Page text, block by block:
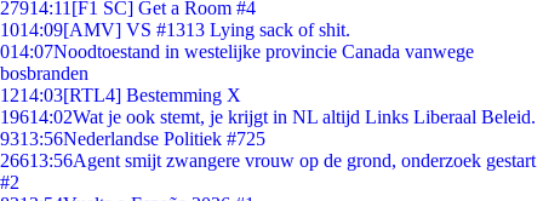
27914:11 [F1 SC] Get a Room #4
1014:09[AMV] VS #1313 Lying sack of shit.
014:07Noodtoestand in westelijke provincie Canada vanwege
bosbranden
1214:03[RTL4] Bestemming X
19614:02Wat je ook stemt, je krijgt in NL altijd Links Liberaal Beleid.
9313:56Nederlandse Politiek #725
26613:56Agent smijt zwangere vrouw op de grond, onderzoek gestart
#2